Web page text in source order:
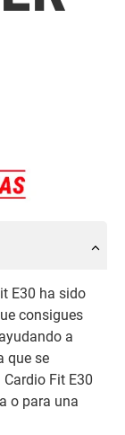
E30 ha sido
consigues
a
que se
Fit E30
o para una